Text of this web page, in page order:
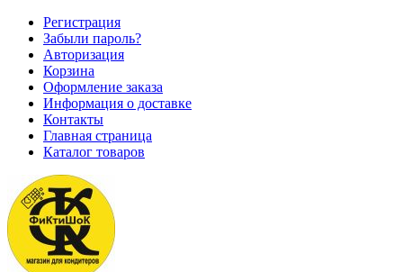
Регистрация
Забыли пароль?
Авторизация
Корзина
Оформление заказа
Информация о доставке
Контакты
Главная страница
Каталог товаров